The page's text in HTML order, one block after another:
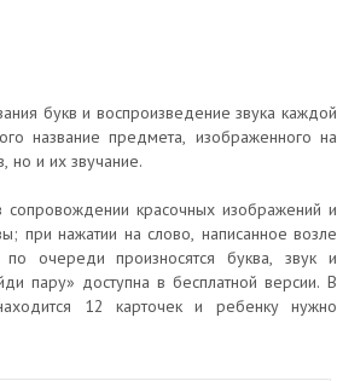
букв и воспроизведение звука каждой
название предмета, изображенного на
но и их звучание.
красочных изображений и
при нажатии на слово, написанное возле
очереди произносятся буква, звук и
пару» доступна в бесплатной версии. В
12 карточек и ребенку нужно